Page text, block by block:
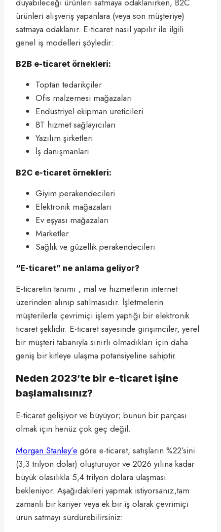
duyabileceği ürünleri satmaya odaklanırken, B2C
ürünleri alışveriş yapanlara (veya son müşteriye)
satmaya odaklanır. E-ticaret nasıl yapılır ile ilgili
genel iş modelleri şöyledir:
B2B e-ticaret örnekleri:
Toptan tedarikçiler
Ofis malzemesi mağazaları
Endüstriyel ekipman üreticileri
BT hizmet sağlayıcıları
Yazılım şirketleri
İş danışmanları
B2C e-ticaret örnekleri:
Giyim perakendecileri
Elektronik mağazaları
Ev eşyası mağazaları
Marketler
Sağlık ve güzellik perakendecileri
“E-ticaret” ne anlama geliyor?
E-ticaretin tanımı , mal ve hizmetlerin internet
üzerinden alınıp satılmasıdır. İşletmelerin
müşterilerle çevrimiçi işlem yaptığı bir elektronik
ticaret şeklidir. E-ticaret sayesinde girişimciler, yerel
bir müşteri tabanıyla sınırlı olmadıkları için daha
geniş bir kitleye ulaşma potansiyeline sahiptir.
Neden 2023’te bir e-ticaret işine
başlamalısınız?
E-ticaret gelişiyor ve büyüyor; bunun bir parçası
olmak için henüz çok geç değil.
Morgan Stanley’e göre e-ticaret, satışların %22’sini
(3,3 trilyon dolar) oluşturuyor ve 2026 yılına kadar
büyük olasılıkla 5,4 trilyon dolara ulaşması
bekleniyor. Aşağıdakileri yapmak istiyorsanız,tam
zamanlı bir kariyer veya ek bir iş olarak çevrimiçi
ürün satmayı sürdürebilirsiniz: